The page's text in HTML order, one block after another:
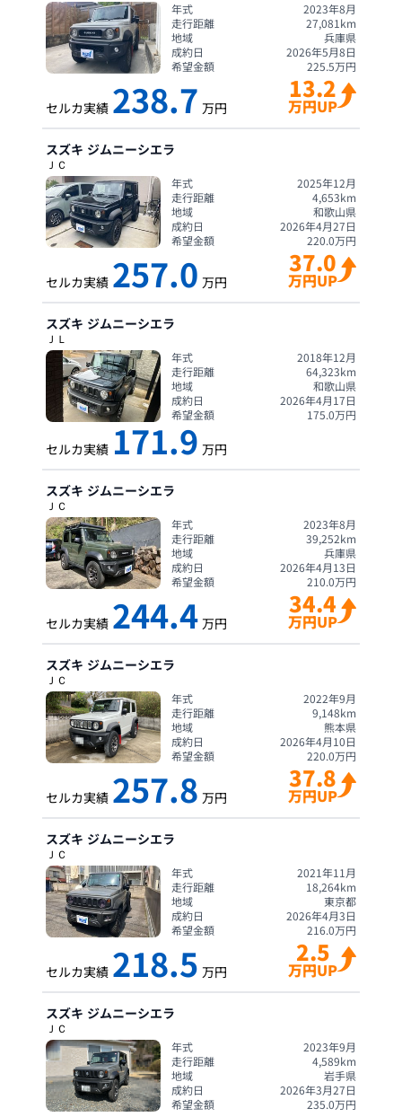
年式
2023年8月
走行距離
27,081 km
地域
兵庫県
成約日
2026年5月8日
希望金額
225.5万円
セルカ実績 238.7 万円
13.2
万円UP
スズキ ジムニーシエラ
ＪＣ
年式
2025年12月
走行距離
4,653km
地域
和歌山県
成約日
2026年4月27日
希望金額
220.0万円
セルカ実績 257.0 万円
37.0
万円UP
スズキ ジムニーシエラ
ＪＬ
年式
2018年12月
走行距離
64,323km
地域
和歌山県
成約日
2026年4月17日
希望金額
175.0万円
セルカ実績 171.9 万円
スズキ ジムニーシエラ
ＪＣ
年式
2023年8月
走行距離
39,252km
地域
兵庫県
成約日
2026年4月13日
希望金額
210.0万円
セルカ実績 244.4 万円
34.4
万円UP
スズキ ジムニーシエラ
ＪＣ
年式
2022年9月
走行距離
9,148km
地域
熊本県
成約日
2026年4月10日
希望金額
220.0万円
セルカ実績 257.8 万円
37.8
万円UP
スズキ ジムニーシエラ
ＪＣ
年式
2021年11月
走行距離
18,264km
地域
東京都
成約日
2026年4月3日
希望金額
216.0万円
セルカ実績 218.5 万円
2.5
万円UP
スズキ ジムニーシエラ
ＪＣ
年式
2023年9月
走行距離
4,589km
地域
岩手県
成約日
2026年3月27日
希望金額
235.0万円